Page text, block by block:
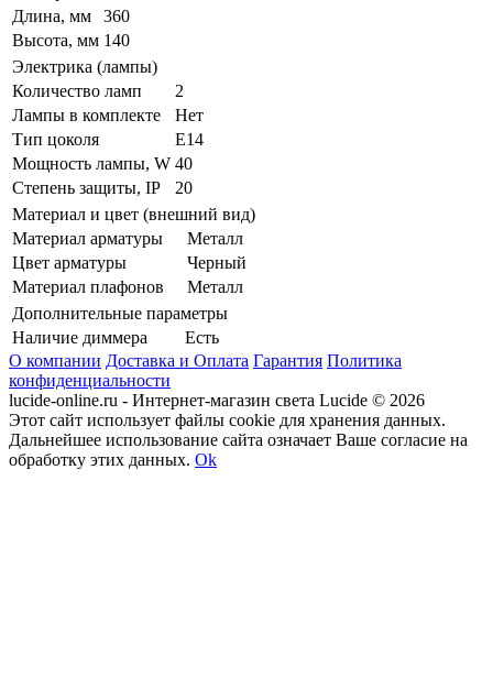
Длина, мм
360
Высота, мм 140
Электрика (лампы)
Количество ламп
2
Лампы в комплекте
Нет
Тип цоколя
E14
Мощность лампы, W 40
Степень защиты, IP
20
Материал и цвет (внешний вид)
Материал арматуры
Металл
Цвет арматуры
Черный
Материал плафонов
Металл
Дополнительные параметры
Наличие диммера
Есть
О компании Доставка и Оплата Гарантия Политика
конфиденциальности
lucide-online.ru - Интернет-магазин света Lucide © 2026
Этот сайт использует файлы cookie для хранения данных.
Дальнейшее использование сайта означает Ваше согласие на
обработку этих данных. Ok